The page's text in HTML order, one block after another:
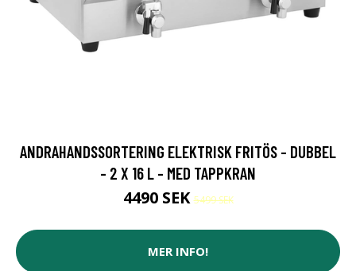
ANDRAHANDSSORTERING ELEKTRISK FRITÖS - DUBBEL
- 2 X 16 L - MED TAPPKRAN
4490 SEK5499 SEK
MER INFO!